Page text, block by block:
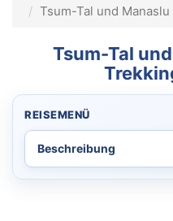
Tsum-Tal und
Tsum-Tal
REISEMENÜ